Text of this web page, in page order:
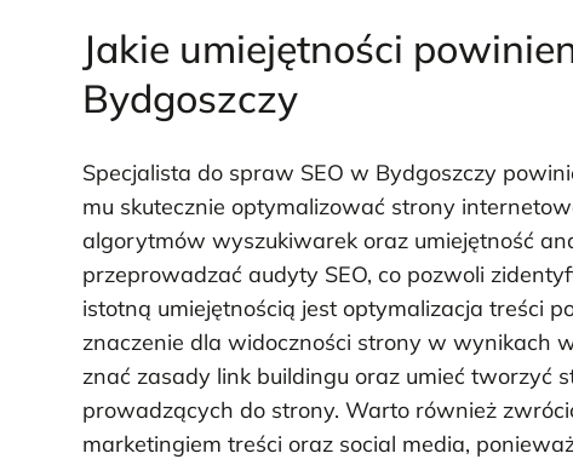
Jakie umiejętności
Bydgoszczy
Specjalista do spraw SEO w Bydgoszczy
mu skutecznie optymalizować strony
algorytmów wyszukiwarek oraz umiejętność
przeprowadzać audyty SEO, co pozwoli
istotną umiejętnością jest optymalizacja treści
znaczenie dla widoczności strony w wynikach
znać zasady link buildingu oraz umieć tworzyć
prowadzących do strony. Warto również
marketingiem treści oraz social media,